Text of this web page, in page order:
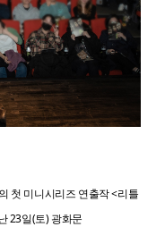
첫 미니시리즈 연출작 <리틀
23일(토) 광화문